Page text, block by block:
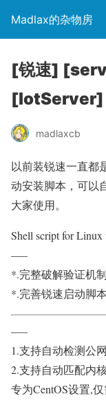
Madlax的杂物房
[锐速]
[lotServer]
madlaxcb
以前装锐速一直都
动安装脚本，可以
大家使用。
Shell script for
—–
*.完整破解验证机
*.完善锐速启动脚
—–
1.支持自动检测公
2.支持自动匹配内
专为CentOS设置,